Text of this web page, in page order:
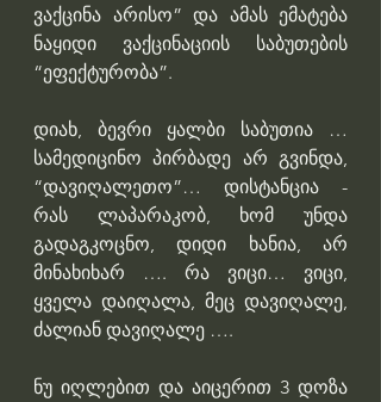
ვაქცინა არისო” და ამას ემატება
ნაყიდი ვაქცინაციის საბუთების
“ეფექტურობა”.
დიახ, ბევრი ყალბი საბუთია …
სამედიცინო პირბადე არ გვინდა,
“დავიღალეთო”… დისტანცია -
რას ლაპარაკობ, ხომ უნდა
გადაგკოცნო, დიდი ხანია, არ
მინახიხარ …. რა ვიცი… ვიცი,
ყველა დაიღალა, მეც დავიღალე,
ძალიან დავიღალე ….
ნუ იღლებით და აიცერით 3 დოზა